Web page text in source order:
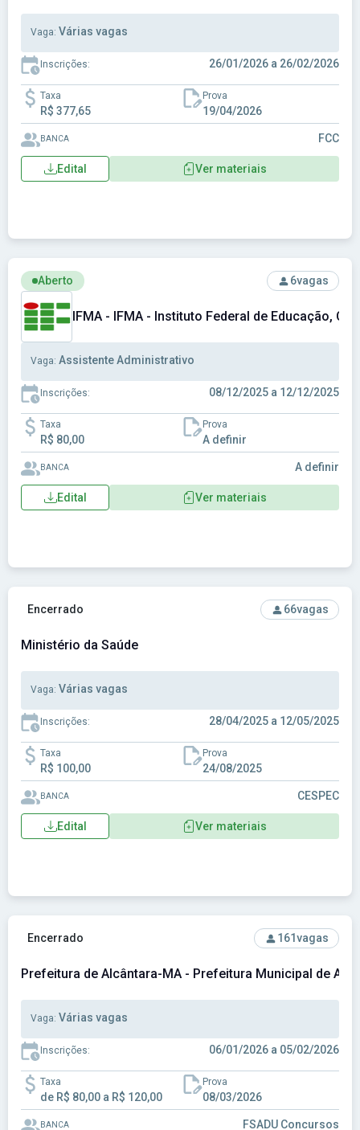
Vaga: Várias vagas
Inscrições: 26/01/2026 a 26/02/2026
Taxa
R$ 377,65
Prova
19/04/2026
BANCA FCC
Edital Ver materiais
Ver concurso: IFMA - IFMA - Instituto Federal de Educação,
Aberto 6vagas
IFMA - IFMA - Instituto Federal de Educação,
Vaga: Assistente Administrativo
Inscrições: 08/12/2025 a 12/12/2025
Taxa
R$ 80,00
Prova
A definir
BANCA A definir
Edital Ver materiais
Ver concurso: Ministério da Saúde
Encerrado 66vagas
Ministério da Saúde
Vaga: Várias vagas
Inscrições: 28/04/2025 a 12/05/2025
Taxa
R$ 100,00
Prova
24/08/2025
BANCA CESPEC
Edital Ver materiais
Ver concurso: Prefeitura de Alcântara-MA - Prefeitura
Encerrado 161vagas
Prefeitura de Alcântara-MA - Prefeitura Municipal de
Vaga: Várias vagas
Inscrições: 06/01/2026 a 05/02/2026
Taxa
de R$ 80,00 a R$ 120,00
Prova
08/03/2026
BANCA FSADU Concursos